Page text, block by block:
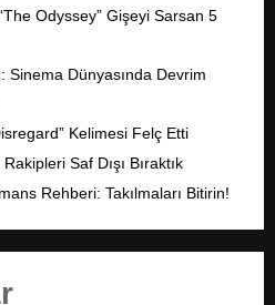
Odyssey” Gişeyi Sarsan 5
Sinema Dünyasında Devrim
Kelimesi Felç Etti
Saf Dışı Bıraktık
Rehberi: Takılmaları Bitirin!